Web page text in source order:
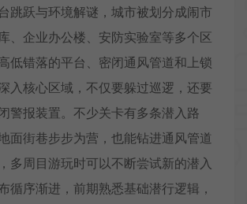
跳跃与环境解谜，城市被划分成闹市
、企业办公楼、安防实验室等多个区
低错落的平台、密闭通风管道和上锁
入核心区域，不仅要躲过巡逻，还要
警报装置。不少关卡有多条潜入路
面街巷步步为营，也能钻进通风管道
多周目游玩时可以不断尝试新的潜入
循序渐进，前期熟悉基础潜行逻辑，